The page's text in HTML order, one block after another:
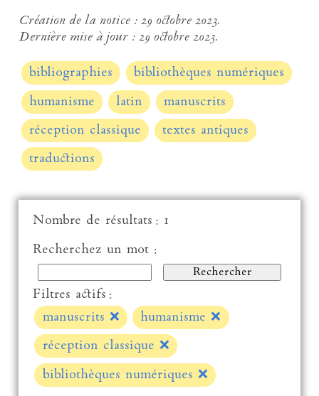
Création de la notice :29 octobre 2023.
Dernière mise à jour :29 octobre 2023.
bibliographies
bibliothèques numériques
humanisme
latin
manuscrits
réception classique
textes antiques
traductions
Nombre de résultats : 1
Recherchez un mot :
Filtres actifs :
manuscrits ❌ humanisme❌
réception classique ❌
bibliothèques numériques ❌